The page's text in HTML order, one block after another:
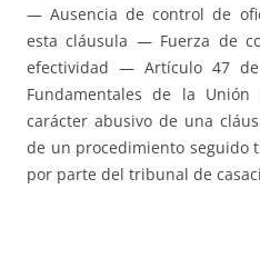
— Ausencia de control de
esta cláusula — Fuerza de
efectividad — Artículo 47
Fundamentales de la
carácter abusivo de una
de un procedimiento seguido
por parte del tribunal de